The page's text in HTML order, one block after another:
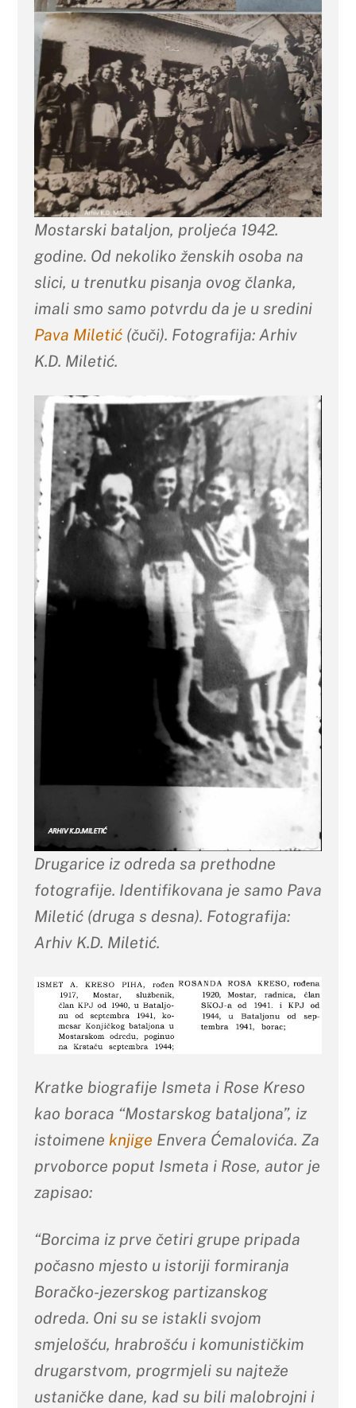
Mostarski bataljon, proljeća 1942.
godine. Od nekoliko ženskih osoba na
slici, u trenutku pisanja ovog članka,
imali smo samo potvrdu da je u sredini
Pava Miletić(čuči). Fotografija: Arhiv
K.D. Miletić.
Drugarice iz odreda sa prethodne
fotografije. Identifikovana je samo Pava
Miletić (druga s desna). Fotografija:
Arhiv K.D. Miletić.
Kratke biografije Ismeta i Rose Kreso
kao boraca “Mostarskog bataljona”, iz
istoimene knjige Envera Ćemalovića. Za
prvoborce poput Ismeta i Rose, autor je
zapisao:
“Borcima iz prve četiri grupe pripada
počasno mjesto u istoriji formiranja
Boračko-jezerskog partizanskog
odreda. Oni su se istakli svojom
smjelošću, hrabrošću i komunističkim
drugarstvom, progrmjeli su najteže
ustaničke dane, kad su bili malobrojni i